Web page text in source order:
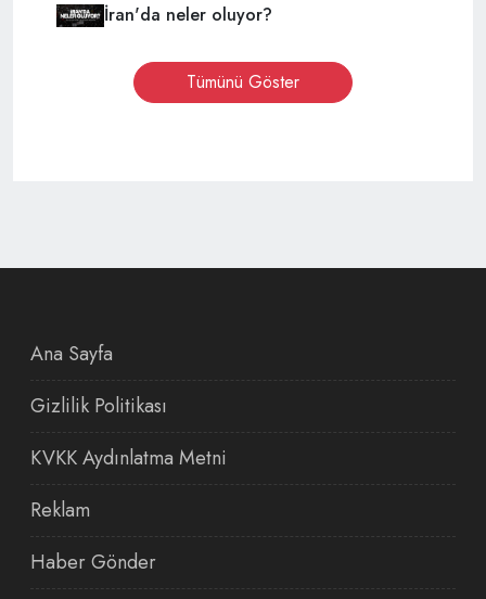
İran'da neler oluyor?
Tümünü Göster
Ana Sayfa
Gizlilik Politikası
KVKK Aydınlatma Metni
Reklam
Haber Gönder